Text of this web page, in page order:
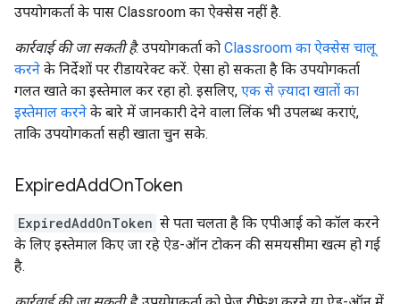
उपयोगकर्ता के पास Classroom का ऐक्सेस नहीं है.
कार्रवाई की जा सकती है: उपयोगकर्ता को Classroom का ऐक्सेस चालू
करने के निर्देशों पर रीडायरेक्ट करें. ऐसा हो सकता है कि उपयोगकर्ता
गलत खाते का इस्तेमाल कर रहा हो. इसलिए, एक से ज़्यादा खातों का
इस्तेमाल करने के बारे में जानकारी देने वाला लिंक भी उपलब्ध कराएं,
ताकि उपयोगकर्ता सही खाता चुन सके.
ExpiredAddOnToken
ExpiredAddOnToken से पता चलता है कि एपीआई को कॉल करने
के लिए इस्तेमाल किए जा रहे ऐड-ऑन टोकन की समयसीमा खत्म हो गई
है.